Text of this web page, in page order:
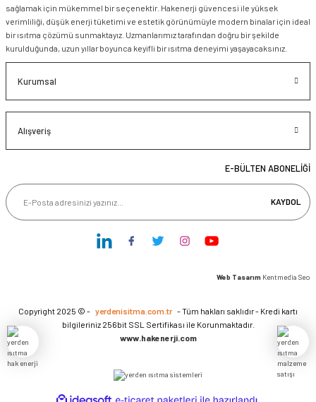
sağlamak için mükemmel bir seçenektir. Hakenerji güvencesi ile yüksek
verimliliği, düşük enerji tüketimi ve estetik görünümüyle modern binalar için ideal
bir ısıtma çözümü sunmaktayız. Uzmanlarımız tarafından doğru bir şekilde
kurulduğunda, uzun yıllar boyunca keyifli bir ısıtma deneyimi yaşayacaksınız.
Kurumsal
Alışveriş
E-BÜLTEN ABONELİĞİ
KAYDOL
Web Tasarım Kentmedia Seo
Copyright 2025 © - yerdenisitma.com.tr - Tüm hakları saklıdır - Kredi kartı
bilgileriniz 256bit SSL Sertifikası ile Korunmaktadır.
www.hakenerji.com
ideasoft e-